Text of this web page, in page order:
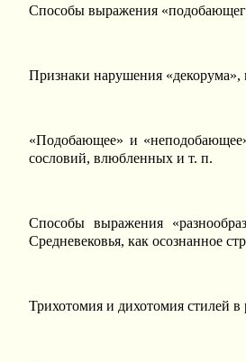
Способы выражения
Признаки нарушения
«Подобающее» и
сословий, влюбленных и т. п.
Способы выражения
Средневековья, как осознанное
Трихотомия и дихотомия стилей